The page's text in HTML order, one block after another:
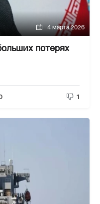
4 марта 2026
потерях
1